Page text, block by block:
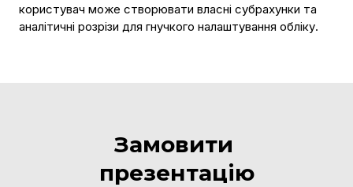
користувач може створювати власні субрахунки та
аналітичні розрізи для гнучкого налаштування обліку.
Замовити
презентацію